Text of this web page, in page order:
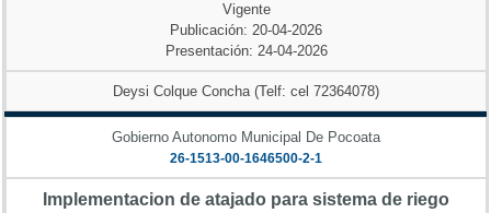
Vigente
Publicación: 20-04-2026
Presentación: 24-04-2026
Deysi Colque Concha (Telf: cel 72364078)
Gobierno Autonomo Municipal De Pocoata
26-1513-00-1646500-2-1
Implementacion de atajado para sistema de riego